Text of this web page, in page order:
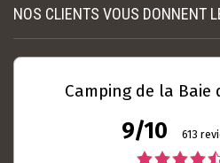
NOS CLIENTS VOUS DONNENT
Camping de la Baie
9/10 613
Report
Laurent DUBRULLE